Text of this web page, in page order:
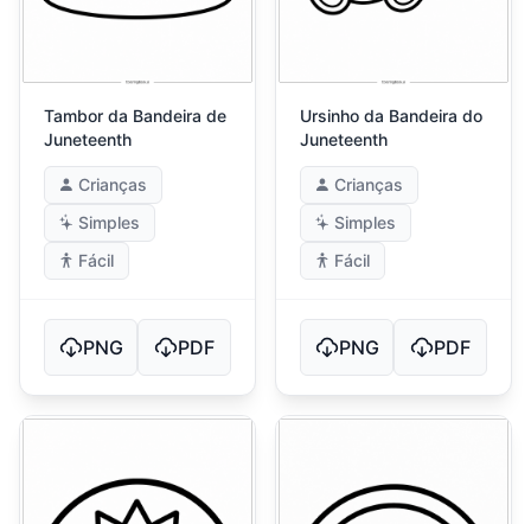
Tambor da Bandeira de
Juneteenth
Crianças
Simples
Fácil
PNG PDF
Ursinho da Bandeira do
Juneteenth
Crianças
Simples
Fácil
PNG PDF